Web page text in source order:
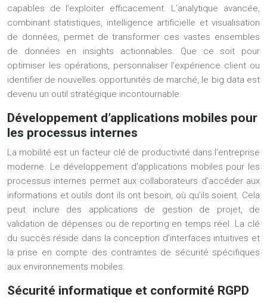
capables de l’exploiter efficacement. L’analytique avancée,
combinant statistiques, intelligence artificielle et visualisation
de données, permet de transformer ces vastes ensembles
de données en insights actionnables. Que ce soit pour
optimiser les opérations, personnaliser l’expérience client ou
identifier de nouvelles opportunités de marché, le big data est
devenu un outil stratégique incontournable.
Développement d’applications mobiles pour
les processus internes
La mobilité est un facteur clé de productivité dans l’entreprise
moderne. Le développement d’applications mobiles pour les
processus internes permet aux collaborateurs d’accéder aux
informations et outils dont ils ont besoin, où qu’ils soient. Cela
peut inclure des applications de gestion de projet, de
validation de dépenses ou de reporting en temps réel. La clé
du succès réside dans la conception d’interfaces intuitives et
la prise en compte des contraintes de sécurité spécifiques
aux environnements mobiles.
Sécurité informatique et conformité RGPD